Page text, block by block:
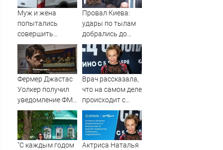
Муж и жена
попытались
совершить
суицид,
предупредив
оперативные
службы
Провал Киева:
удары по тылам
добрались до
Зеленского
быстрее, чем до
России
Фермер Джастас
Уолкер получил
уведомление ФМС
о депортации из
России
Врач рассказала,
что на самом деле
происходит с
актрисой
Натальей
Андрейченко
"С каждым годом
Актриса Наталья